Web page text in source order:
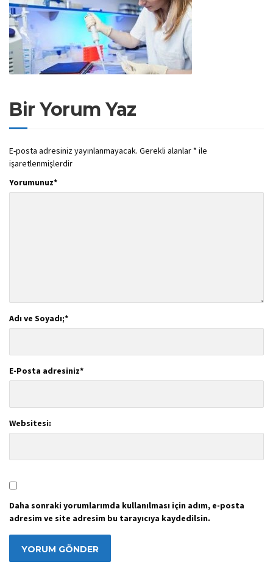
Bir Yorum Yaz
E-posta adresiniz yayınlanmayacak. Gerekli alanlar * ile
işaretlenmişlerdir
Yorumunuz*
Adı ve Soyadı;*
E-Posta adresiniz*
Websitesi:
Daha sonraki yorumlarımda kullanılması için adım, e-posta
adresim ve site adresim bu tarayıcıya kaydedilsin.